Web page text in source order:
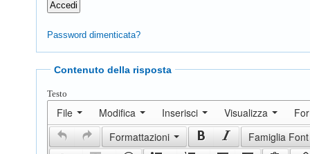
Password dimenticata?
Contenuto della risposta
Testo
File Modifica Inserisci Visualizza
Formattazioni
Famiglia Font